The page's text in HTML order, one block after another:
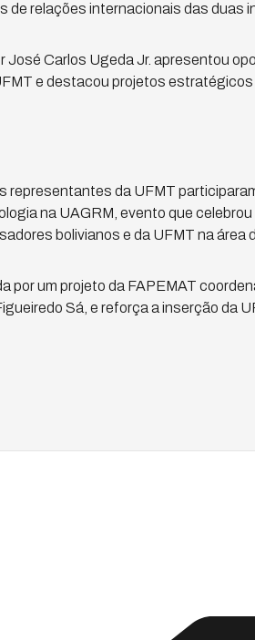
de relações internacionais das duas
José Carlos Ugeda Jr. apresentou
e destacou projetos estratégicos
representantes da UFMT
na UAGRM, evento que
bolivianos e da UFMT na área
por um projeto da FAPEMAT
Sá, e reforça a inserção da